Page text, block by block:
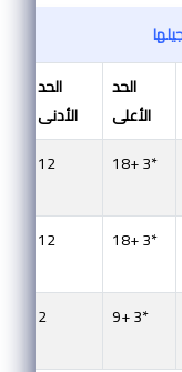
الحد
اﻷدنى
الحد
اﻷعلى
12
18+ 3*
12 18+ 3*
2 9+ 3*